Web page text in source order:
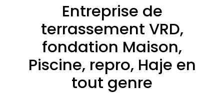
Entreprise de
terrassement VRD,
fondation Maison,
Piscine, repro, Haje en
tout genre